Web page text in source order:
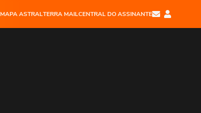
MAPA ASTRALTERRA MAILCENTRAL DO ASSINANTE